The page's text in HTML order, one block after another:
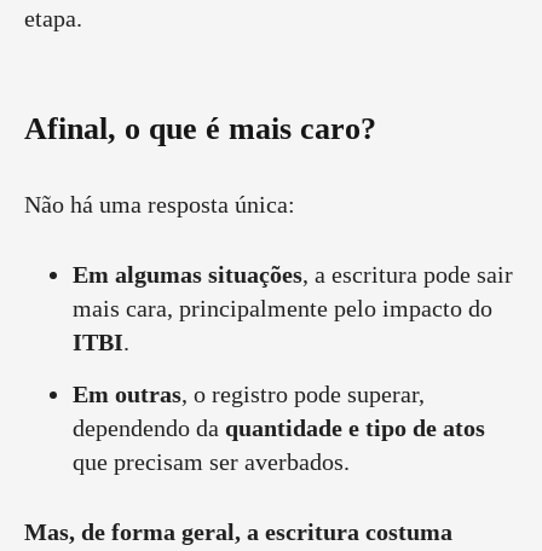
etapa.
Afinal, o que é mais caro?
Não há uma resposta única:
Em algumas situações, a escritura pode sair
mais cara, principalmente pelo impacto do
ITBI.
Em outras, o registro pode superar,
dependendo da quantidade e tipo de atos
que precisam ser averbados.
Mas, de forma geral, a escritura costuma